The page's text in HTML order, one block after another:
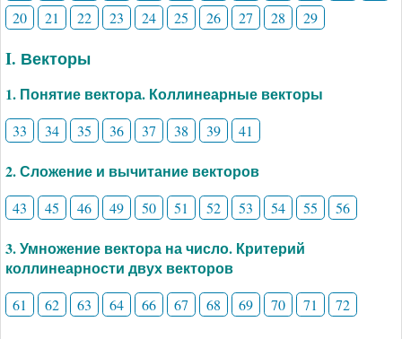
20
21 22 23 24 25 26 27 28 29
I. Векторы
1. Понятие вектора. Коллинеарные векторы
33 34 35 36 37 38 39 41
2. Сложение и вычитание векторов
43 45 46 49 50 51 52 53 54 55 56
3. Умножение вектора на число. Критерий
коллинеарности двух векторов
61 62 63 64 66 67 68 69 70 71 72